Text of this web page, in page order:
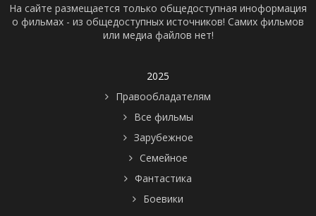
На сайте размещается только общедоступная иноформация
о фильмах - из общедоступных источников! Самих фильмов
или медиа файлов нет!
2025
Правообладателям
Все фильмы
Зарубежное
Семейное
Фантастика
Боевики